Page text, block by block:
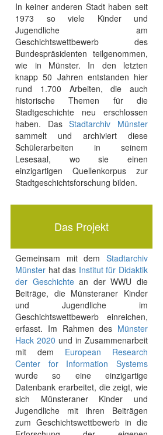
In keiner anderen Stadt haben seit
1973 so viele Kinder und
Jugendliche am
Geschichtswettbewerb des
Bundespräsidenten teilgenommen,
wie in Münster. In den letzten
knapp 50 Jahren entstanden hier
rund 1.700 Arbeiten, die auch
historische Themen für die
Stadtgeschichte neu erschlossen
haben. DasStadtarchiv Münster
sammelt und archiviert diese
Schülerarbeiten in seinem
Lesesaal, wo sie einen
einzigartigen Quellenkorpus zur
Stadtgeschichtsforschung bilden.
Das Projekt
Gemeinsam mit dem Stadtarchiv
Münster hat das Institut für Didaktik
der Geschichtean der WWU die
Beiträge, die Münsteraner Kinder
und Jugendliche im
Geschichtswettbewerb einreichen,
erfasst. Im Rahmen des Münster
Hack 2020 und in Zusammenarbeit
mit dem European Research
Center for Information Systems
wurde so eine einzigartige
Datenbank erarbeitet, die zeigt, wie
sich Münsteraner Kinder und
Jugendliche mit ihren Beiträgen
zum Geschichtswettbewerb in die